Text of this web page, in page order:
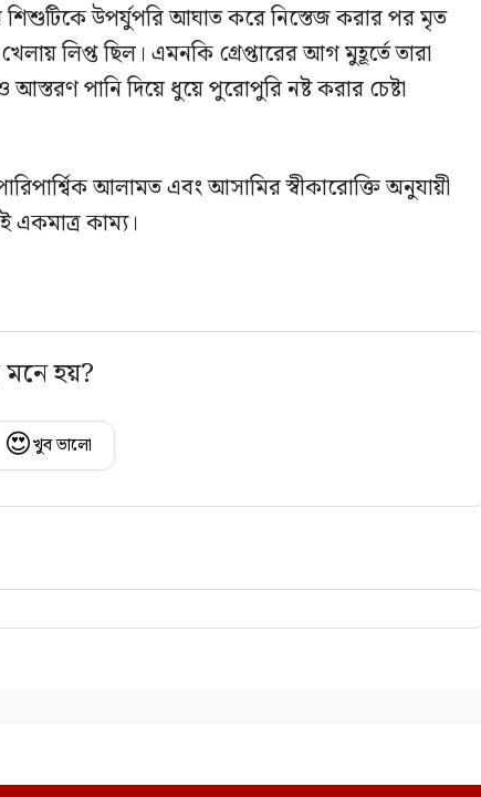
উপর্যুপরি আঘাত করে নিস্তেজ করার পর মৃত
লিপ্ত ছিল। এমনকি গ্রেপ্তারের আগ মুহূর্তে তারা
পানি দিয়ে ধুয়ে পুরোপুরি নষ্ট করার চেষ্টা
আলামত এবং আসামির স্বীকারোক্তি অনুযায়ী
একমাত্র কাম্য।
মনে হয়?
😍খুব ভালো